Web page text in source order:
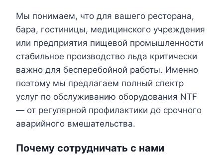
Мы понимаем, что для вашего ресторана,
бара, гостиницы, медицинского учреждения
или предприятия пищевой промышленности
стабильное производство льда критически
важно для бесперебойной работы. Именно
поэтому мы предлагаем полный спектр
услуг по обслуживанию оборудования NTF
— от регулярной профилактики до срочного
аварийного вмешательства.
Почему сотрудничать с нами